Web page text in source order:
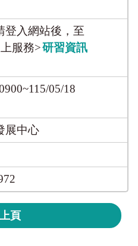
登入網站後，至
服務>研習資訊
05/18
展中心
頁